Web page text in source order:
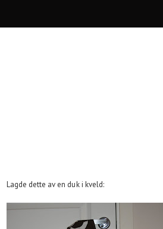
Lagde dette av en duk i kveld: